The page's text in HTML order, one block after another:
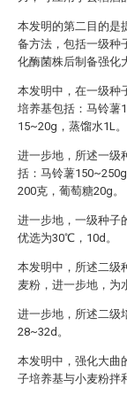
本发明的第二目的是
备方法，包括一级种
化酶菌株后制备强化
本发明中，在一级种
培养基包括：马铃薯
15~20g，蒸馏水1L。
进一步地，所述一级
括：马铃薯
200克，葡萄糖20g。
进一步地，一级种子
优选为30℃，10d。
本发明中，所述二级
麦粉，进一步地，为
进一步地，所述二级
28~32d。
本发明中，强化大曲
子培养基与小麦粉拌